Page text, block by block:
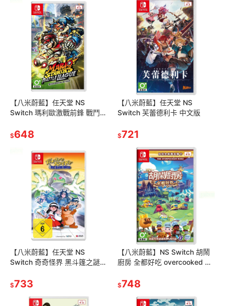
【八米蔚藍】任天堂 NS
Switch 瑪利歐激戰前鋒 戰鬥聯
$648
【八米蔚藍】任天堂 NS
Switch 芙蕾德利卡 中文版
$721
【八米蔚藍】任天堂 NS
Switch 奇奇怪界 黑斗篷之謎
$733
【八米蔚藍】NS Switch 胡鬧
廚房 全都好吃 overcooked 煮
$748